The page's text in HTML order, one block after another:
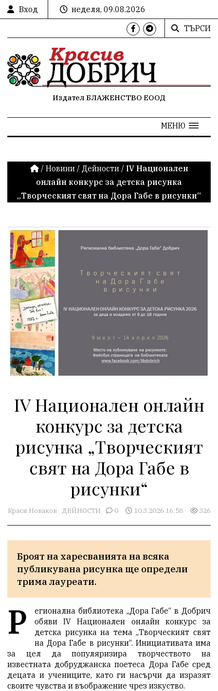
Вход
неделя, 09.08.2026
ТЪРСИ
Издател БЛАЖЕНСТВО ЕООД
МЕНЮ
/ Новини / Дейности / IV Национален
онлайн конкурс за детска рисунка
„Творческият свят на Дора Габе в рисунки“
IV Национален онлайн
конкурс за детска
рисунка „Творческият
свят на Дора Габе в
рисунки“
Краси Новаков ДЕЙНОСТИ 0 10.3.2026 16:58 326
Броят на харесванията на всяка
публикувана рисунка ще определи
трима лауреати.
Р
егионална библиотека „Дора Габе“ в Добрич
обяви IV Национален онлайн конкурс за
детска рисунка на тема „Творческият свят
на Дора Габе в рисунки“. Инициативата има
за цел да популяризира творчеството на
известната добруджанска поетеса Дора Габе сред
децата и учениците, като ги насърчи да изразят
своите чувства и въображение чрез изкуство.